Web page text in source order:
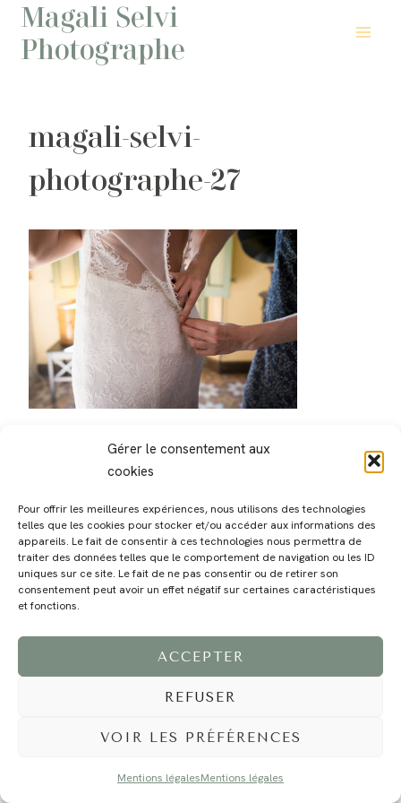
Gérer le consentement aux
cookies
Pour offrir les meilleures expériences, nous utilisons des technologies
telles que les cookies pour stocker et/ou accéder aux informations des
appareils. Le fait de consentir à ces technologies nous permettra de
traiter des données telles que le comportement de navigation ou les ID
uniques sur ce site. Le fait de ne pas consentir ou de retirer son
consentement peut avoir un effet négatif sur certaines caractéristiques
et fonctions.
ACCEPTER
REFUSER
VOIR LES PRÉFÉRENCES
Mentions légalesMentions légales
Aller
contenu
Magali Selvi
Photographe
magali-selvi-
photographe-27
MAGALI PRESTATIONS YOGA VOYAGE BLOG CONTACT
©2024 EI Magali Selvi - Photographe Famille et Mariage - Nice - Côte d'Azur -